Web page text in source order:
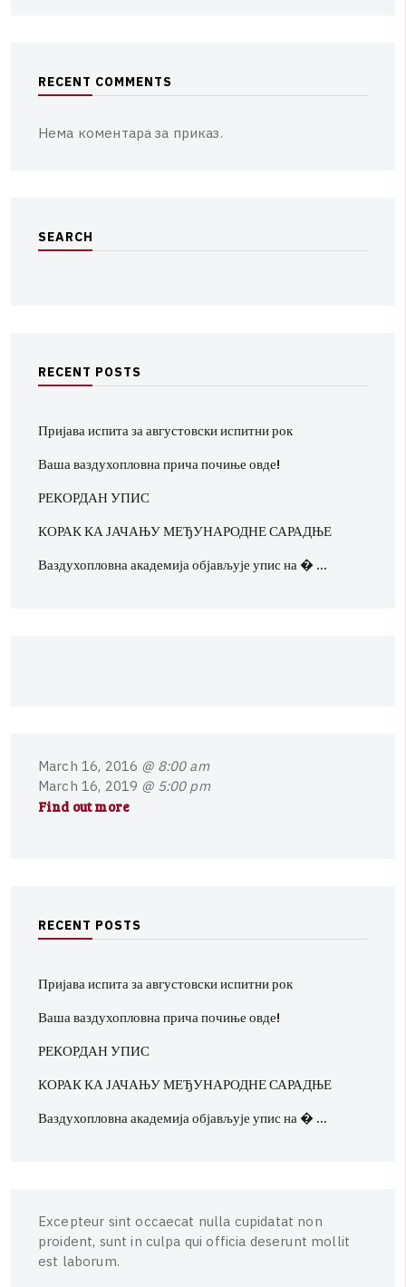
RECENT COMMENTS
Нема коментара за приказ.
SEARCH
RECENT POSTS
Пријава испита за августовски испитни рок
Ваша ваздухопловна прича почиње овде!
РЕКОРДАН УПИС
КОРАК КА ЈАЧАЊУ МЕЂУНАРОДНЕ САРАДЊЕ
Ваздухопловна академија објављује упис на � …
March 16, 2016 @ 8:00 am
March 16, 2019 @ 5:00 pm
Find out more
RECENT POSTS
Пријава испита за августовски испитни рок
Ваша ваздухопловна прича почиње овде!
РЕКОРДАН УПИС
КОРАК КА ЈАЧАЊУ МЕЂУНАРОДНЕ САРАДЊЕ
Ваздухопловна академија објављује упис на � …
Excepteur sint occaecat nulla cupidatat non
proident, sunt in culpa qui officia deserunt mollit
est laborum.